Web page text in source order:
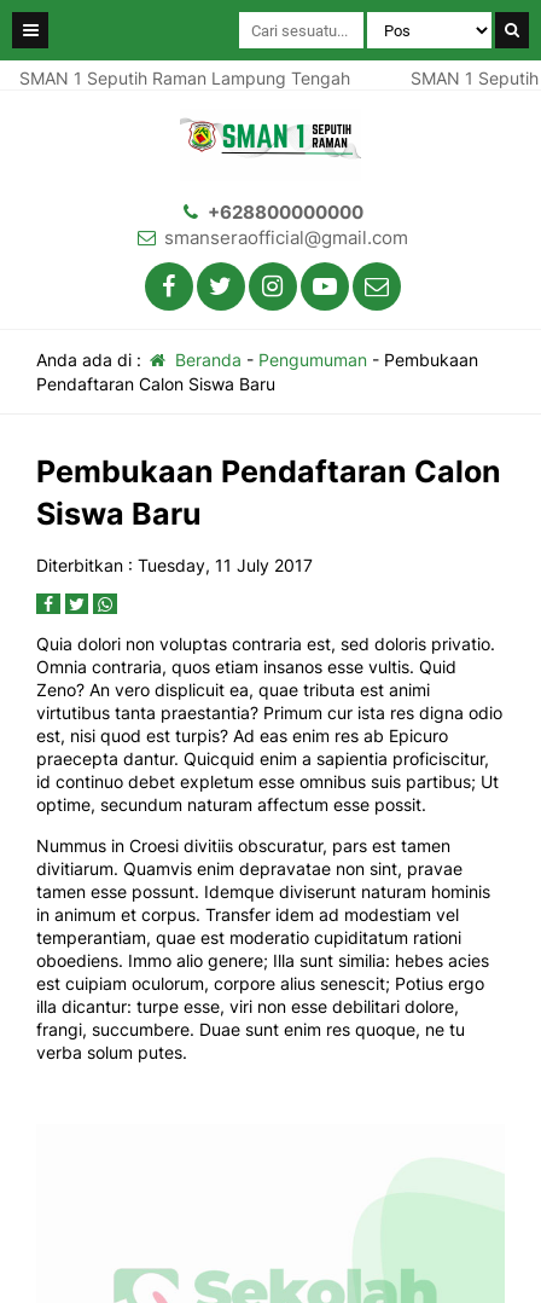
SMAN 1 Seputih Raman Lampung Tengah SMAN 1 Seputih
+628800000000
smanseraofficial@gmail.com
Anda ada di : Beranda - Pengumuman- Pembukaan
Pendaftaran Calon Siswa Baru
Pembukaan Pendaftaran Calon
Siswa Baru
Diterbitkan : Tuesday, 11 July 2017
Quia dolori non voluptas contraria est, sed doloris privatio.
Omnia contraria, quos etiam insanos esse vultis. Quid
Zeno? An vero displicuit ea, quae tributa est animi
virtutibus tanta praestantia? Primum cur ista res digna odio
est, nisi quod est turpis? Ad eas enim res ab Epicuro
praecepta dantur. Quicquid enim a sapientia proficiscitur,
id continuo debet expletum esse omnibus suis partibus; Ut
optime, secundum naturam affectum esse possit.
Nummus in Croesi divitiis obscuratur, pars est tamen
divitiarum. Quamvis enim depravatae non sint, pravae
tamen esse possunt. Idemque diviserunt naturam hominis
in animum et corpus. Transfer idem ad modestiam vel
temperantiam, quae est moderatio cupiditatum rationi
oboediens. Immo alio genere; Illa sunt similia: hebes acies
est cuipiam oculorum, corpore alius senescit; Potius ergo
illa dicantur: turpe esse, viri non esse debilitari dolore,
frangi, succumbere. Duae sunt enim res quoque, ne tu
verba solum putes.